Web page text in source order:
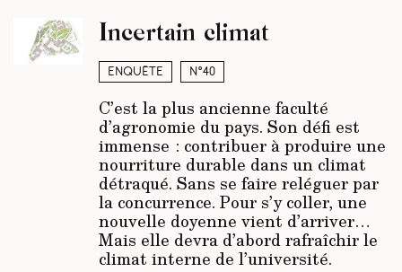
Enquête N°40
Incertain climat
C’est la plus ancienne faculté
d’agronomie du pays. Son défi est
immense : contribuer à produire une
nourriture durable dans un climat
détraqué. Sans se faire reléguer par
la concurrence. Pour s’y coller, une
nouvelle doyenne vient d’arriver…
Mais elle devra d’abord rafraîchir le
climat interne de l’université.